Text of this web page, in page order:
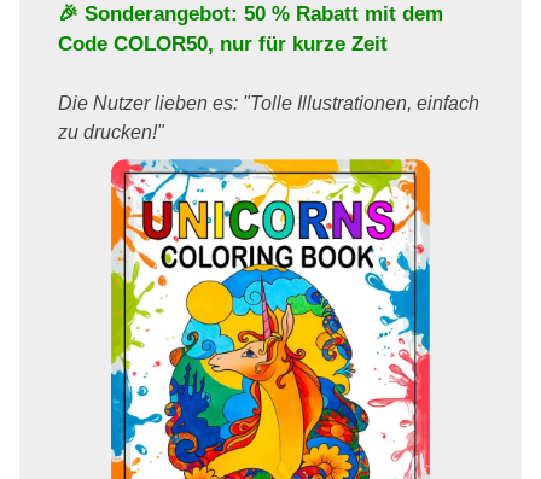
🎉 Sonderangebot: 50 % Rabatt mit dem
Code COLOR50, nur für kurze Zeit
Die Nutzer lieben es: "Tolle Illustrationen, einfach
zu drucken!"